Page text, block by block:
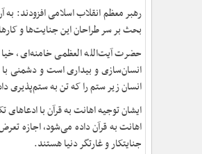
رهبر معظم انقلاب اسلامی افزودند:
بحث بر سر طراحان این جنایت‌ها و
حضرت آیت‌الله العظمی خامنه‌ای،
انسان‌سازی و بیداری است و دشمنی
انسان زیر ستم را که تن به ستم‌پذیری
ایشان توجیه اهانت به قرآن با
اهانت به قرآن داده می‌شود، اجازه
جنایتکار و غارتگر دنیا هستند.